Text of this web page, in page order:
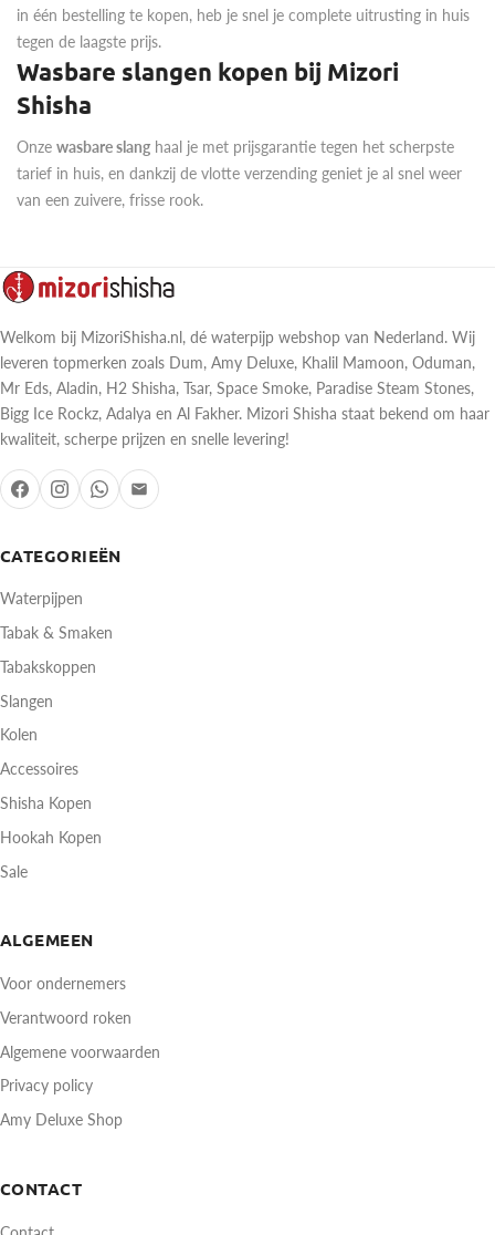
in één bestelling te kopen, heb je snel je complete uitrusting in huis
tegen de laagste prijs.
Wasbare slangen kopen bij Mizori
Shisha
Onze wasbare slang haal je met prijsgarantie tegen het scherpste
tarief in huis, en dankzij de vlotte verzending geniet je al snel weer
van een zuivere, frisse rook.
CATEGORIEËN
Waterpijpen
Tabak & Smaken
Tabakskoppen
Slangen
Kolen
Accessoires
Shisha Kopen
Hookah Kopen
Sale
ALGEMEEN
Voor ondernemers
Verantwoord roken
Algemene voorwaarden
Privacy policy
Amy Deluxe Shop
CONTACT
Welkom bij MizoriShisha.nl, dé waterpijp webshop van Nederland. Wij
leveren topmerken zoals Dum, Amy Deluxe, Khalil Mamoon, Oduman,
Mr Eds, Aladin, H2 Shisha, Tsar, Space Smoke, Paradise Steam Stones,
Bigg Ice Rockz, Adalya en Al Fakher. Mizori Shisha staat bekend om haar
kwaliteit, scherpe prijzen en snelle levering!